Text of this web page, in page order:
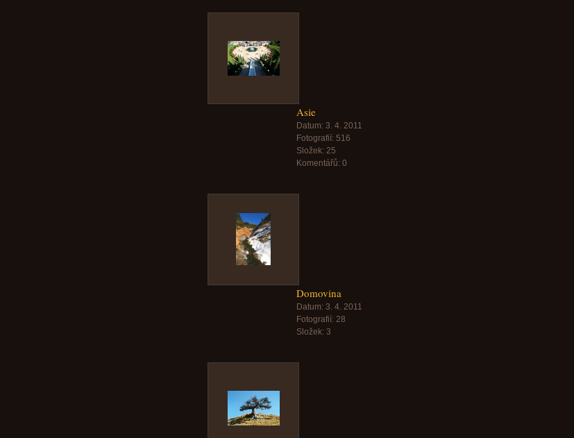
Asie
Datum: 3. 4. 2011
Fotografií: 516
Složek: 25
Komentářů: 0
Domovina
Datum: 3. 4. 2011
Fotografií: 28
Složek: 3